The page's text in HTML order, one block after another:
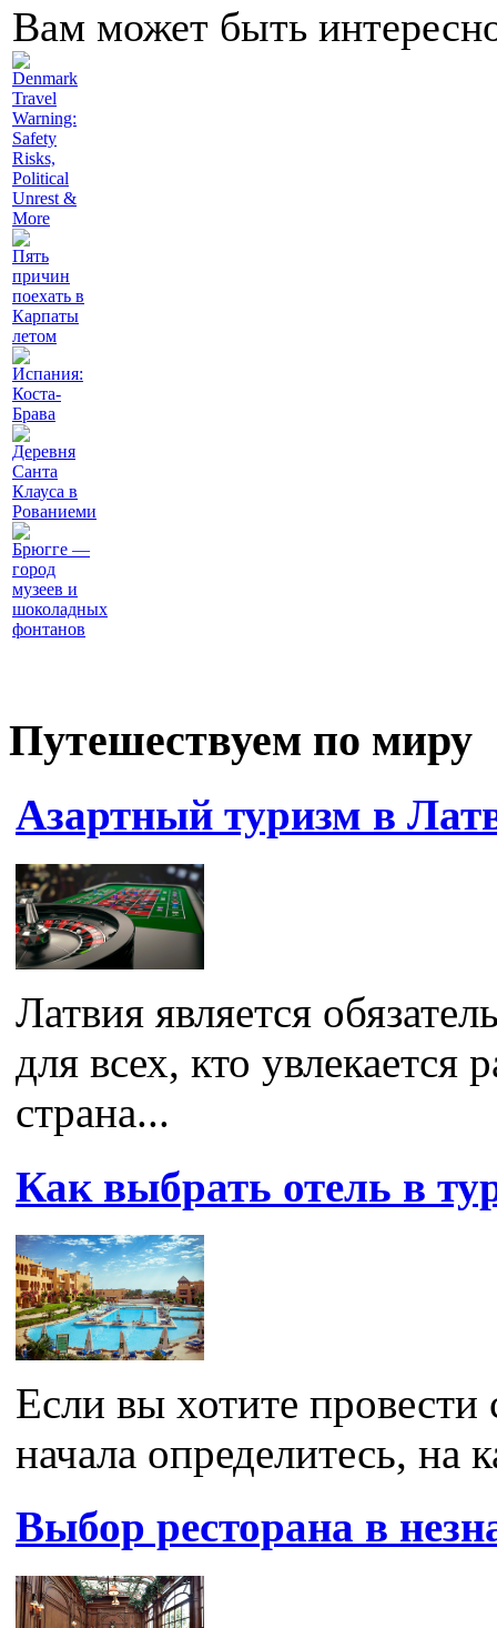
Вам может быть
Denmark
Travel
Warning:
Safety
Risks,
Political
Unrest &
More
Пять
причин
поехать в
Карпаты
летом
Испания:
Коста-
Брава
Деревня
Санта
Клауса в
Рованиеми
Брюгге —
город
музеев и
шоколадных
фонтанов
Путешествуем по миру
Азартный туризм в
Латвия является
для всех, кто увлекается
страна...
Как выбрать отель в
Если вы хотите провести
начала определитесь, на
Выбор ресторана в